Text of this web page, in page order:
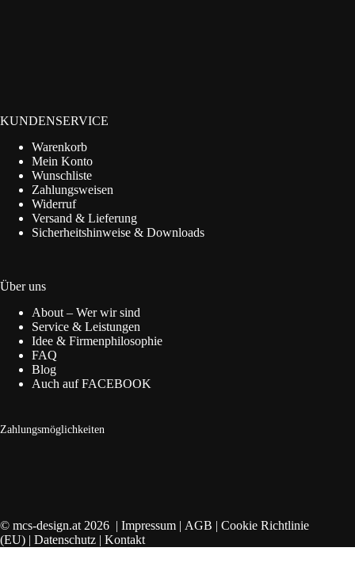
KUNDENSERVICE
Warenkorb
Mein Konto
Wunschliste
Zahlungsweisen
Widerruf
Versand & Lieferung
Sicherheitshinweise & Downloads
Über uns
About – Wer wir sind
Service & Leistungen
Idee & Firmenphilosophie
FAQ
Blog
Auch auf FACEBOOK
Zahlungsmöglichkeiten
© mcs-design.at 2026 | Impressum | AGB | Cookie Richtlinie
(EU) | Datenschutz | Kontakt